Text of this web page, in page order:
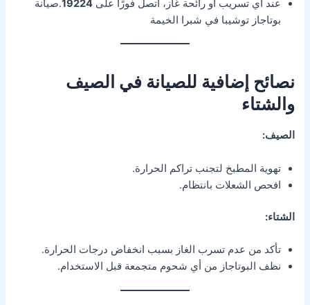
عند أي تسريب أو رائحة غاز، اتصل فورًا على19224.صيانة
بوتاجاز توشيبا في شبرا الخيمة
نصائح إضافية للصيانة في الصيف
والشتاء
الصيف:
تهوية المطبخ لتجنب تراكم الحرارة.
افحص الشعلات بانتظام.
الشتاء:
تأكد من عدم تسرب الغاز بسبب انخفاض درجات الحرارة.
نظف البوتاجاز من أي شحوم متجمعة قبل الاستخدام.